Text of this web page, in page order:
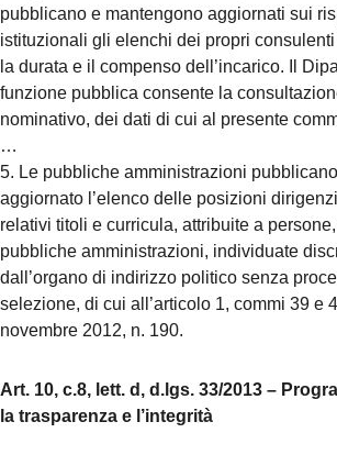
pubblicano e mantengono aggiornati sui
istituzionali gli elenchi dei propri consulenti
la durata e il compenso dell’incarico. Il
funzione pubblica consente la
nominativo, dei dati di cui al presente
…
5. Le pubbliche amministrazioni
aggiornato l’elenco delle posizioni
relativi titoli e curricula, attribuite a
pubbliche amministrazioni, individuate
dall’organo di indirizzo politico senza
selezione, di cui all’articolo 1, commi 39 e
novembre 2012, n. 190.
Art. 10, c.8, lett. d, d.lgs. 33/2013 –
la trasparenza e l’integrità